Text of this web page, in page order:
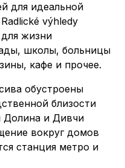
для идеальной
výhledy
жизни
школы, больницы
кафе и прочее.
обустроены
близости
Долина и Дивчи
вокруг домов
станция метро и